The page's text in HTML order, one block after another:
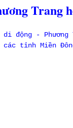
Trang
di động -
tỉnh Miền